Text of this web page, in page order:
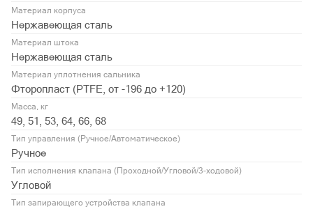
Материал корпуса
Нержавеющая сталь
Материал штока
Нержавеющая сталь
Материал уплотнения сальника
Фторопласт (PTFE, от -196 до +120)
Масса, кг
49, 51, 53, 64, 66, 68
Тип управления (Ручное/Автоматическое)
Ручное
Тип исполнения клапана (Проходной/Угловой/3-ходовой)
Угловой
Тип запирающего устройства клапана